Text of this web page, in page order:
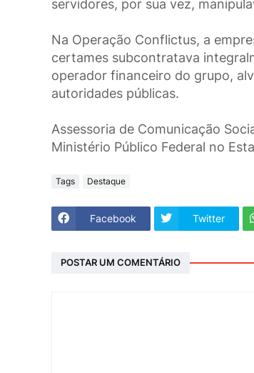
servidores, por sua vez,
Na Operação Conflictus, a
certames subcontratava
operador financeiro do grupo,
autoridades públicas.
Assessoria de Comunicação
Ministério Público Federal no
Tags Destaque
Facebook Twitter
POSTAR UM COMENTÁRIO